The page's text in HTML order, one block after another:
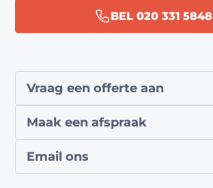
BEL 020 331 5848
Vraag een offerte aan
Maak een afspraak
Email ons